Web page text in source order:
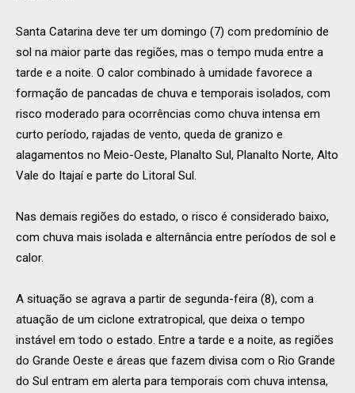
Santa Catarina deve ter um domingo (7) com predomínio de
sol na maior parte das regiões, mas o tempo muda entre a
tarde e a noite. O calor combinado à umidade favorece a
formação de pancadas de chuva e temporais isolados, com
risco moderado para ocorrências como chuva intensa em
curto período, rajadas de vento, queda de granizo e
alagamentos no Meio-Oeste, Planalto Sul, Planalto Norte, Alto
Vale do Itajaí e parte do Litoral Sul.
Nas demais regiões do estado, o risco é considerado baixo,
com chuva mais isolada e alternância entre períodos de sol e
calor.
A situação se agrava a partir de segunda-feira (8), com a
atuação de um ciclone extratropical, que deixa o tempo
instável em todo o estado. Entre a tarde e a noite, as regiões
do Grande Oeste e áreas que fazem divisa com o Rio Grande
do Sul entram em alerta para temporais com chuva intensa,